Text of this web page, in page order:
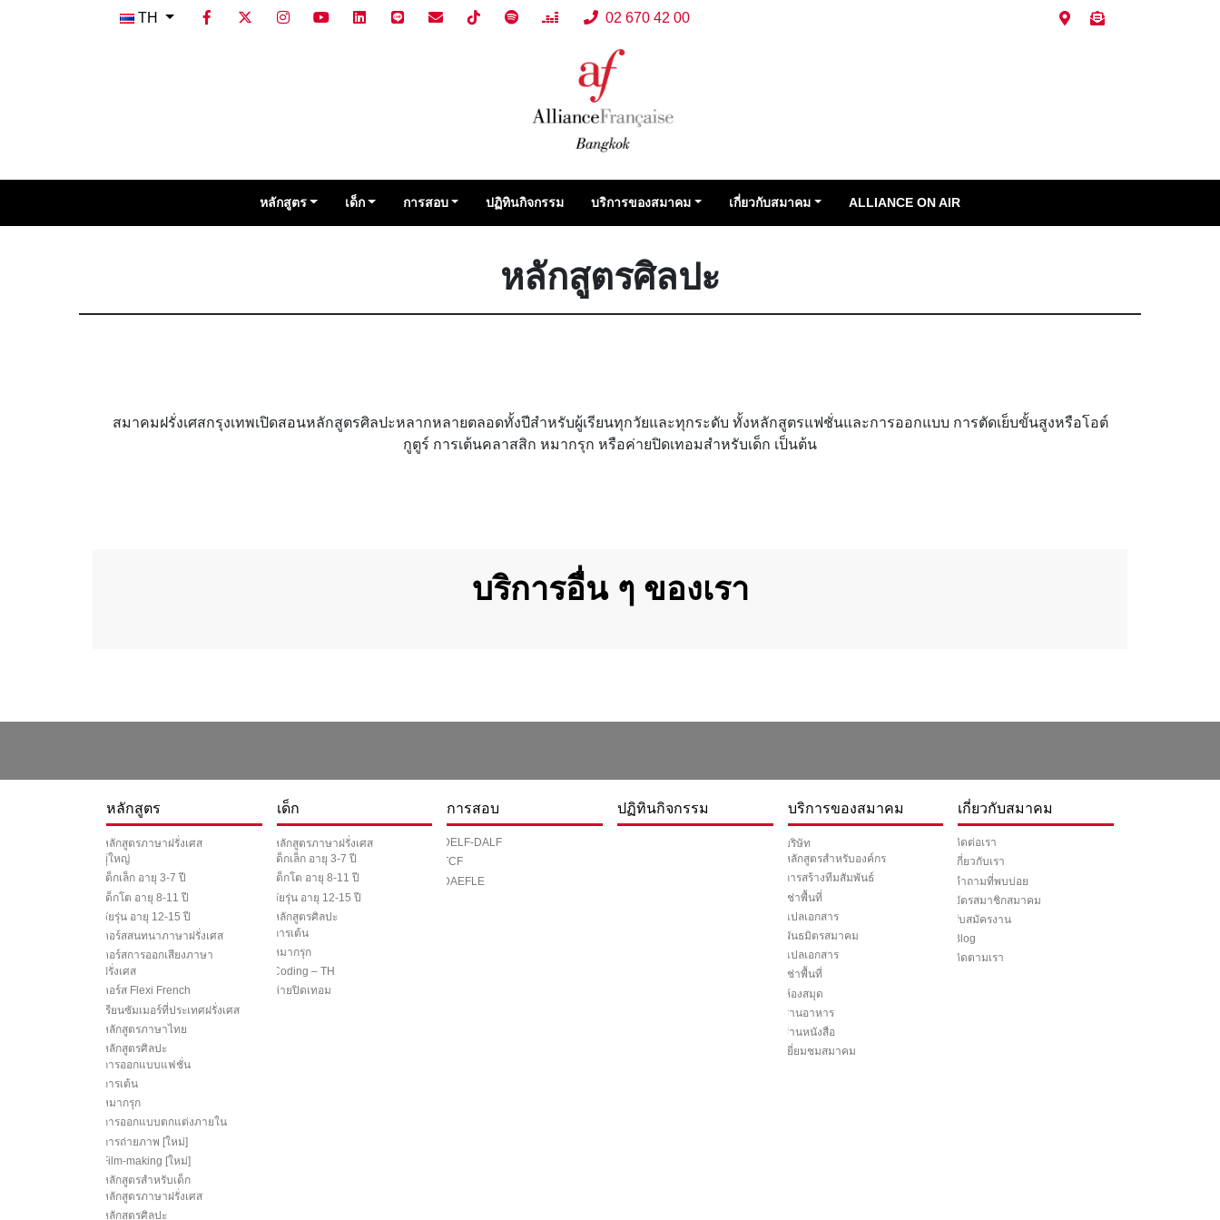
TH 02 670 42 00
หลักสูตร เด็ก การสอบ ปฏิทินกิจกรรม บริการของสมาคม เกี่ยวกับสมาคม ALLIANCE ON AIR
หลักสูตรศิลปะ
สมาคมฝรั่งเศสกรุงเทพเปิดสอนหลักสูตรศิลปะหลากหลายตลอดทั้งปีสำหรับผู้เรียนทุกวัยและทุกระดับ ทั้งหลักสูตรแฟชั่นและการออกแบบ การตัดเย็บขั้นสูงหรือโอต์
กูตูร์ การเต้นคลาสสิก หมากรุก หรือค่ายปิดเทอมสำหรับเด็ก เป็นต้น
บริการอื่น ๆ ของเรา
หลักสูตร
หลักสูตรภาษาฝรั่งเศส
ผู้ใหญ่
เด็กเล็ก อายุ 3-7 ปี
เด็กโต อายุ 8-11 ปี
วัยรุ่น อายุ 12-15 ปี
คอร์สสนทนาภาษาฝรั่งเศส
คอร์สการออกเสียงภาษา
ฝรั่งเศส
คอร์ส Flexi French
เรียนซัมเมอร์ที่ประเทศฝรั่งเศส
หลักสูตรภาษาไทย
หลักสูตรศิลปะ
การออกแบบแฟชั่น
การเต้น
หมากรุก
การออกแบบตกแต่งภายใน
การถ่ายภาพ [ใหม่]
Film-making [ใหม่]
หลักสูตรสำหรับเด็ก
หลักสูตรภาษาฝรั่งเศส
หลักสูตรศิลปะ
เด็ก
หลักสูตรภาษาฝรั่งเศส
เด็กเล็ก อายุ 3-7 ปี
เด็กโต อายุ 8-11 ปี
วัยรุ่น อายุ 12-15 ปี
หลักสูตรศิลปะ
การเต้น
หมากรุก
Coding – TH
ค่ายปิดเทอม
การสอบ
DELF-DALF
TCF
DAEFLE
ปฏิทินกิจกรรม บริการของสมาคม
บริษัท
หลักสูตรสำหรับองค์กร
การสร้างทีมสัมพันธ์
เช่าพื้นที่
แปลเอกสาร
พันธมิตรสมาคม
แปลเอกสาร
เช่าพื้นที่
ห้องสมุด
ร้านอาหาร
ร้านหนังสือ
เยี่ยมชมสมาคม
เกี่ยวกับสมาคม
ติดต่อเรา
เกี่ยวกับเรา
คำถามที่พบบ่อย
บัตรสมาชิกสมาคม
รับสมัครงาน
Blog
ติดตามเรา